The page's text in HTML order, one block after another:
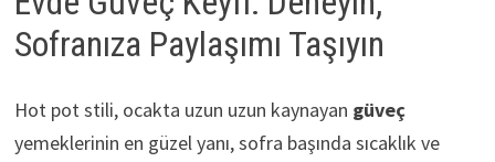
Sofranıza Paylaşımı Taşıyın
Hot pot stili, ocakta uzun uzun kaynayan güveç
yemeklerinin en güzel yanı, sofra başında sıcaklık ve